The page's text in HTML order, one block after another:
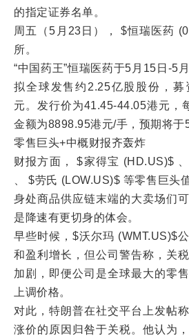
的指定证券名单。
周五（5月23日）， $恒瑞医药
所。
“中国药王”恒瑞医药于5月15日-5
拟全球发售约2.25亿股股份，募
元。发行价为41.45-44.05港元，
金额为8898.95港元/手，预期将于
零售巨头+中概财报齐轰炸
财报方面， $家得宝 (HD.US)$
、 $劳氏 (LOW.US)$ 等零售巨头
身处商品供应链末端的大卖场们
是降速有更切身的体会。
早些时候，$沃尔玛 (WMT.US)$
和盈利增长，但公司警告称，关
加剧，即便公司是全球最大的零
上调价格。
对此，特朗普在社交平台上发帖
涨价的原因归咎于关税。他认为